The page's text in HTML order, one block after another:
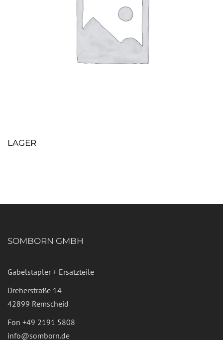
LAGER
SOMBORN GMBH
Gabelstapler + Ersatzteile
Dreherstraße 14
42899 Remscheid
Fon +49 2191 5808
info@somborn.de